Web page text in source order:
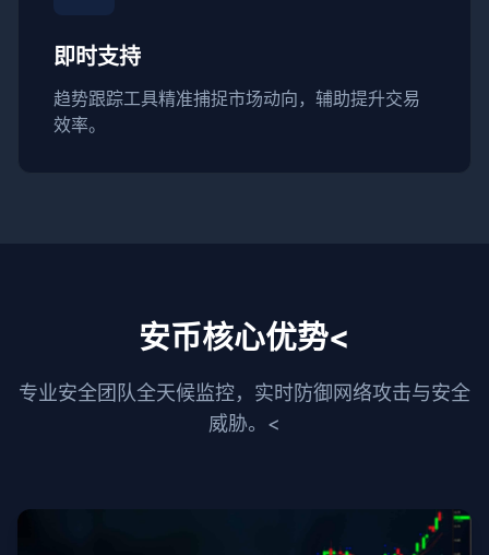
即时支持
趋势跟踪工具精准捕捉市场动向，辅助提升交易
效率。
安币核心优势<
专业安全团队全天候监控，实时防御网络攻击与安全
威胁。<